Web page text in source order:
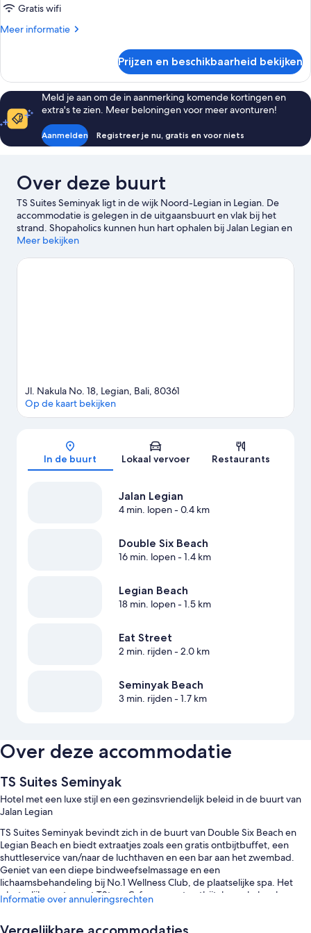
Kamer
laden
Gratis wifi
Meer informatie
Meer
Prijzen en beschikbaarheid bekijken
Meld je aan om de in aanmerking komende kortingen en
extra's te zien. Meer beloningen voor meer avonturen!
Aanmelden Registreer je nu, gratis en voor niets
Over deze buurt
TS Suites Seminyak ligt in de wijk Noord-Legian in Legian. De
accommodatie is gelegen in de uitgaansbuurt en vlak bij het
strand. Shopaholics kunnen hun hart ophalen bij Jalan Legian en
Winkelcentrum Beachwalk, terwijl natuurliefhebbers bij Legian
omgeving kunnen genieten. Ben je op reis met je kinderen? Dan
Meer bekijken
Kaart
Jl. Nakula No. 18, Legian, Bali, 80361
Op de kaart bekijken
In de buurt Lokaal vervoer Restaurants
Jalan Legian
4 min. lopen- 0.4 km
Double Six Beach
16 min. lopen- 1.4 km
Legian Beach
18 min. lopen- 1.5 km
Eat Street
2 min. rijden- 2.0 km
Seminyak Beach
3 min. rijden- 1.7 km
Over deze accommodatie
TS Suites Seminyak
Hotel met een luxe stijl en een gezinsvriendelijk beleid in de buurt van
Jalan Legian
TS Suites Seminyak bevindt zich in de buurt van Double Six Beach en
Legian Beach en biedt extraatjes zoals een gratis ontbijtbuffet, een
shuttleservice van/naar de luchthaven en een bar aan het zwembad.
Geniet van een diepe bindweefselmassage en een
lichaamsbehandeling bij No.1 Wellness Club, de plaatselijke spa. Het
plaatselijke restaurant TStore Cafe serveert ontbijt, brunch, lunch en
diner. Naast voorzieningen zoals een terras en designerwinkels ter
Informatie over annuleringsrechten